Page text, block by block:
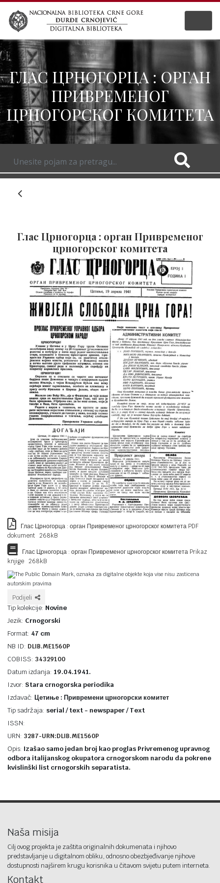
ГЛАС ЦРНОГОРЦА : ОРГАН
ПРИВРЕМЕНОГ
ЦРНОГОРСКОГ КОМИТЕТА
Глас Црногорца : орган Привременог
црногорског комитета
Глас Црногорца : орган Привременог црногорског комитета PDF
dokument 268kB
Глас Црногорца : орган Привременог црногорског комитета Prikaz
knjige 268kB
The Public Domain Mark, oznaka za digitalne objekte koja vise nisu zasticena
autorskim pravima
Podijeli
Tip kolekcije: Novine
Jezik: Crnogorski
Format: 47 cm
NB ID: DLIB.ME1560P
COBISS: 34329100
Datum izdanja: 19.04.1941.
Izvor: Stara crnogorska periodika
Izdavač: Цетиње : Привремени црногорски комитет
Tip sadržaja: serial / text - newspaper / Text
ISSN:
URN: 3287-URN:DLIB.ME1560P
Opis: Izašao samo jedan broj kao proglas Privremenog upravnog
odbora italijanskog okupatora crnogorskom narodu da pokrene
kvislinški list crnogorskih separatista.
Naša misija
Cilj ovog projekta je zaštita originalnih dokumenata i njihovo
predstavljanje u digitalnom obliku, odnosno obezbjeđivanje njihove
dostupnosti najširem krugu korisnika u čitavom svijetu putem interneta.
Kontakt